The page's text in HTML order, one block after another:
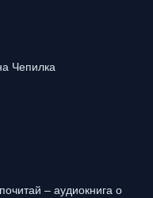
Чепилка
– аудиокнига о